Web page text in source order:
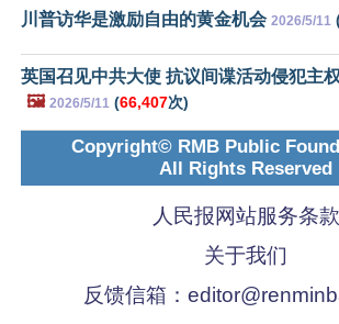
川普访华是激励自由的黄金机会 2026/5/11
英国召见中共大使 抗议间谍活动侵犯主权
🖼️ 2026/5/11 (66,407次)
Copyright© RMB Public
All Rights Reserved
人民报网站服务条款
关于我们
反馈信箱：